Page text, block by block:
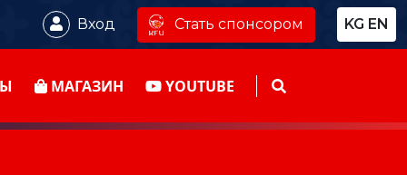
Вход Стать спонсором KG EN
МАГАЗИН YOUTUBE